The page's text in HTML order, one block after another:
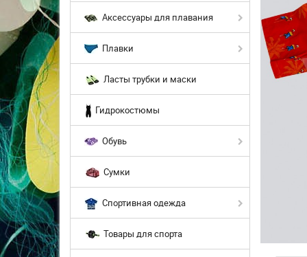
Аксессуары для плавания
Плавки
Ласты трубки и маски
Гидрокостюмы
Обувь
Сумки
Спортивная одежда
Товары для спорта